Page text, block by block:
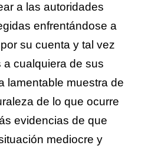
a las autoridades
enfrentándose a
su cuenta y tal vez
cualquiera de sus
lamentable muestra de
de lo que ocurre
evidencias de que
mediocre y